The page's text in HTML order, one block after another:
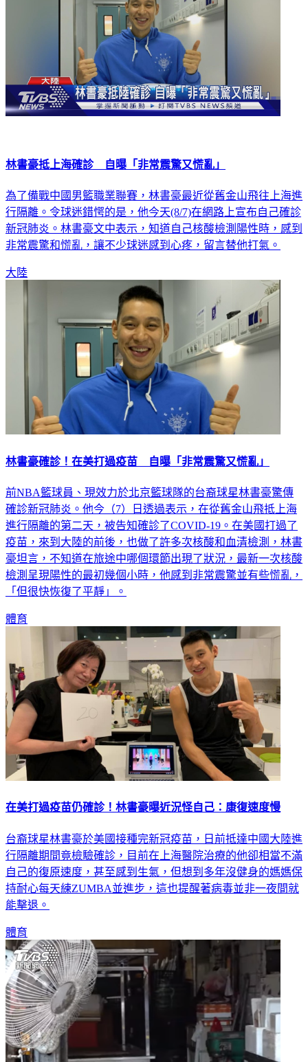
林書豪抵上海確診 自曝「非常震驚又慌亂」
為了備戰中國男籃職業聯賽，林書豪最近從舊金山飛往上海進
行隔離。令球迷錯愕的是，他今天(8/7)在網路上宣布自己確診
新冠肺炎。林書豪文中表示，知道自己核酸檢測陽性時，感到
非常震驚和慌亂，讓不少球迷感到心疼，留言替他打氣。
大陸
林書豪確診！在美打過疫苗 自曝「非常震驚又慌亂」
前NBA籃球員、現效力於北京籃球隊的台裔球星林書豪驚傳
確診新冠肺炎。他今（7）日透過表示，在從舊金山飛抵上海
進行隔離的第二天，被告知確診了COVID-19。在美國打過了
疫苗，來到大陸的前後，也做了許多次核酸和血清檢測，林書
豪坦言，不知道在旅途中哪個環節出現了狀況，最新一次核酸
檢測呈現陽性的最初幾個小時，他感到非常震驚並有些慌亂，
「但很快恢復了平靜」。
體育
在美打過疫苗仍確診！林書豪曝近況怪自己：康復速度慢
台裔球星林書豪於美國接種完新冠疫苗，日前抵達中國大陸進
行隔離期間竟檢驗確診，目前在上海醫院治療的他卻相當不滿
自己的復原速度，甚至感到生氣，但想到多年沒健身的媽媽保
持耐心每天練ZUMBA並進步，這也提醒著病毒並非一夜間就
能擊退。
體育